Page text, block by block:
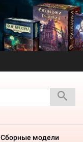
Сборные модели